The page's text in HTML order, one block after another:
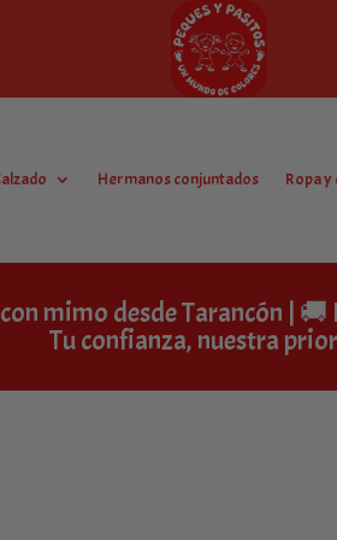
Hermanos conjuntados Ropa
mimo desde Tarancón | 🚚
Tu confianza, nuestra